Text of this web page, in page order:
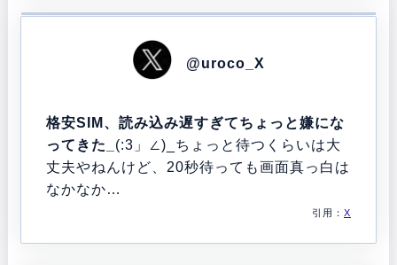
@uroco_X
格安SIM、読み込み遅すぎてちょっと嫌にな
ってきた_ (:3」∠)_ちょっと待つくらいは大
丈夫やねんけど、20秒待っても画面真っ白は
なかなか…
引用：X